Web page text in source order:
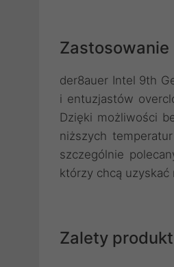
Zastosowanie
der8auer Intel 9th
i entuzjastów
Dzięki możliwości
niższych
szczególnie
którzy chcą
Zalety